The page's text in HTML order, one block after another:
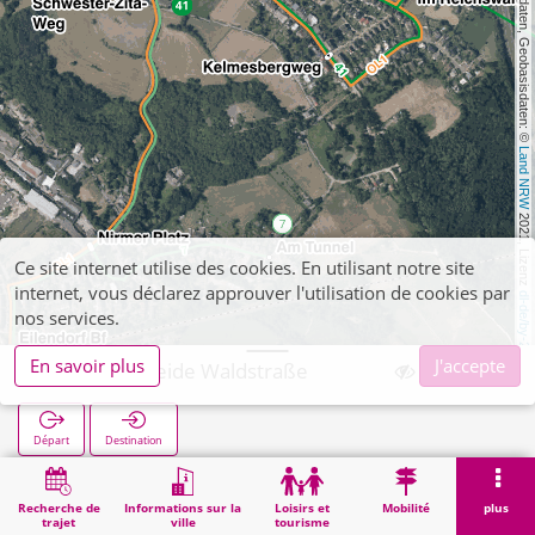
, Kartendaten, Geobasisdaten: ©
Land NRW
2021, Lizenz
dl-de/by-2-0
Recherche de
trajet
Informations sur la
ville
Loisirs et
tourisme
Mobilité plus
Verlautenheide Waldstraße
Départ Destination
Démarrage Verlautenheide Waldstraße
Ce site internet utilise des cookies. En utilisant notre site
internet, vous déclarez approuver l'utilisation de cookies par
nos services.
En savoir plus
J'accepte